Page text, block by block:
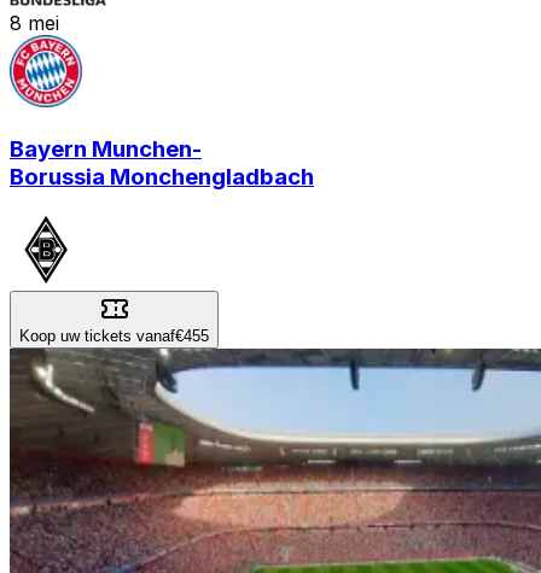
8 mei
Bayern Munchen-
Borussia Monchengladbach
Koop uw tickets vanaf€455